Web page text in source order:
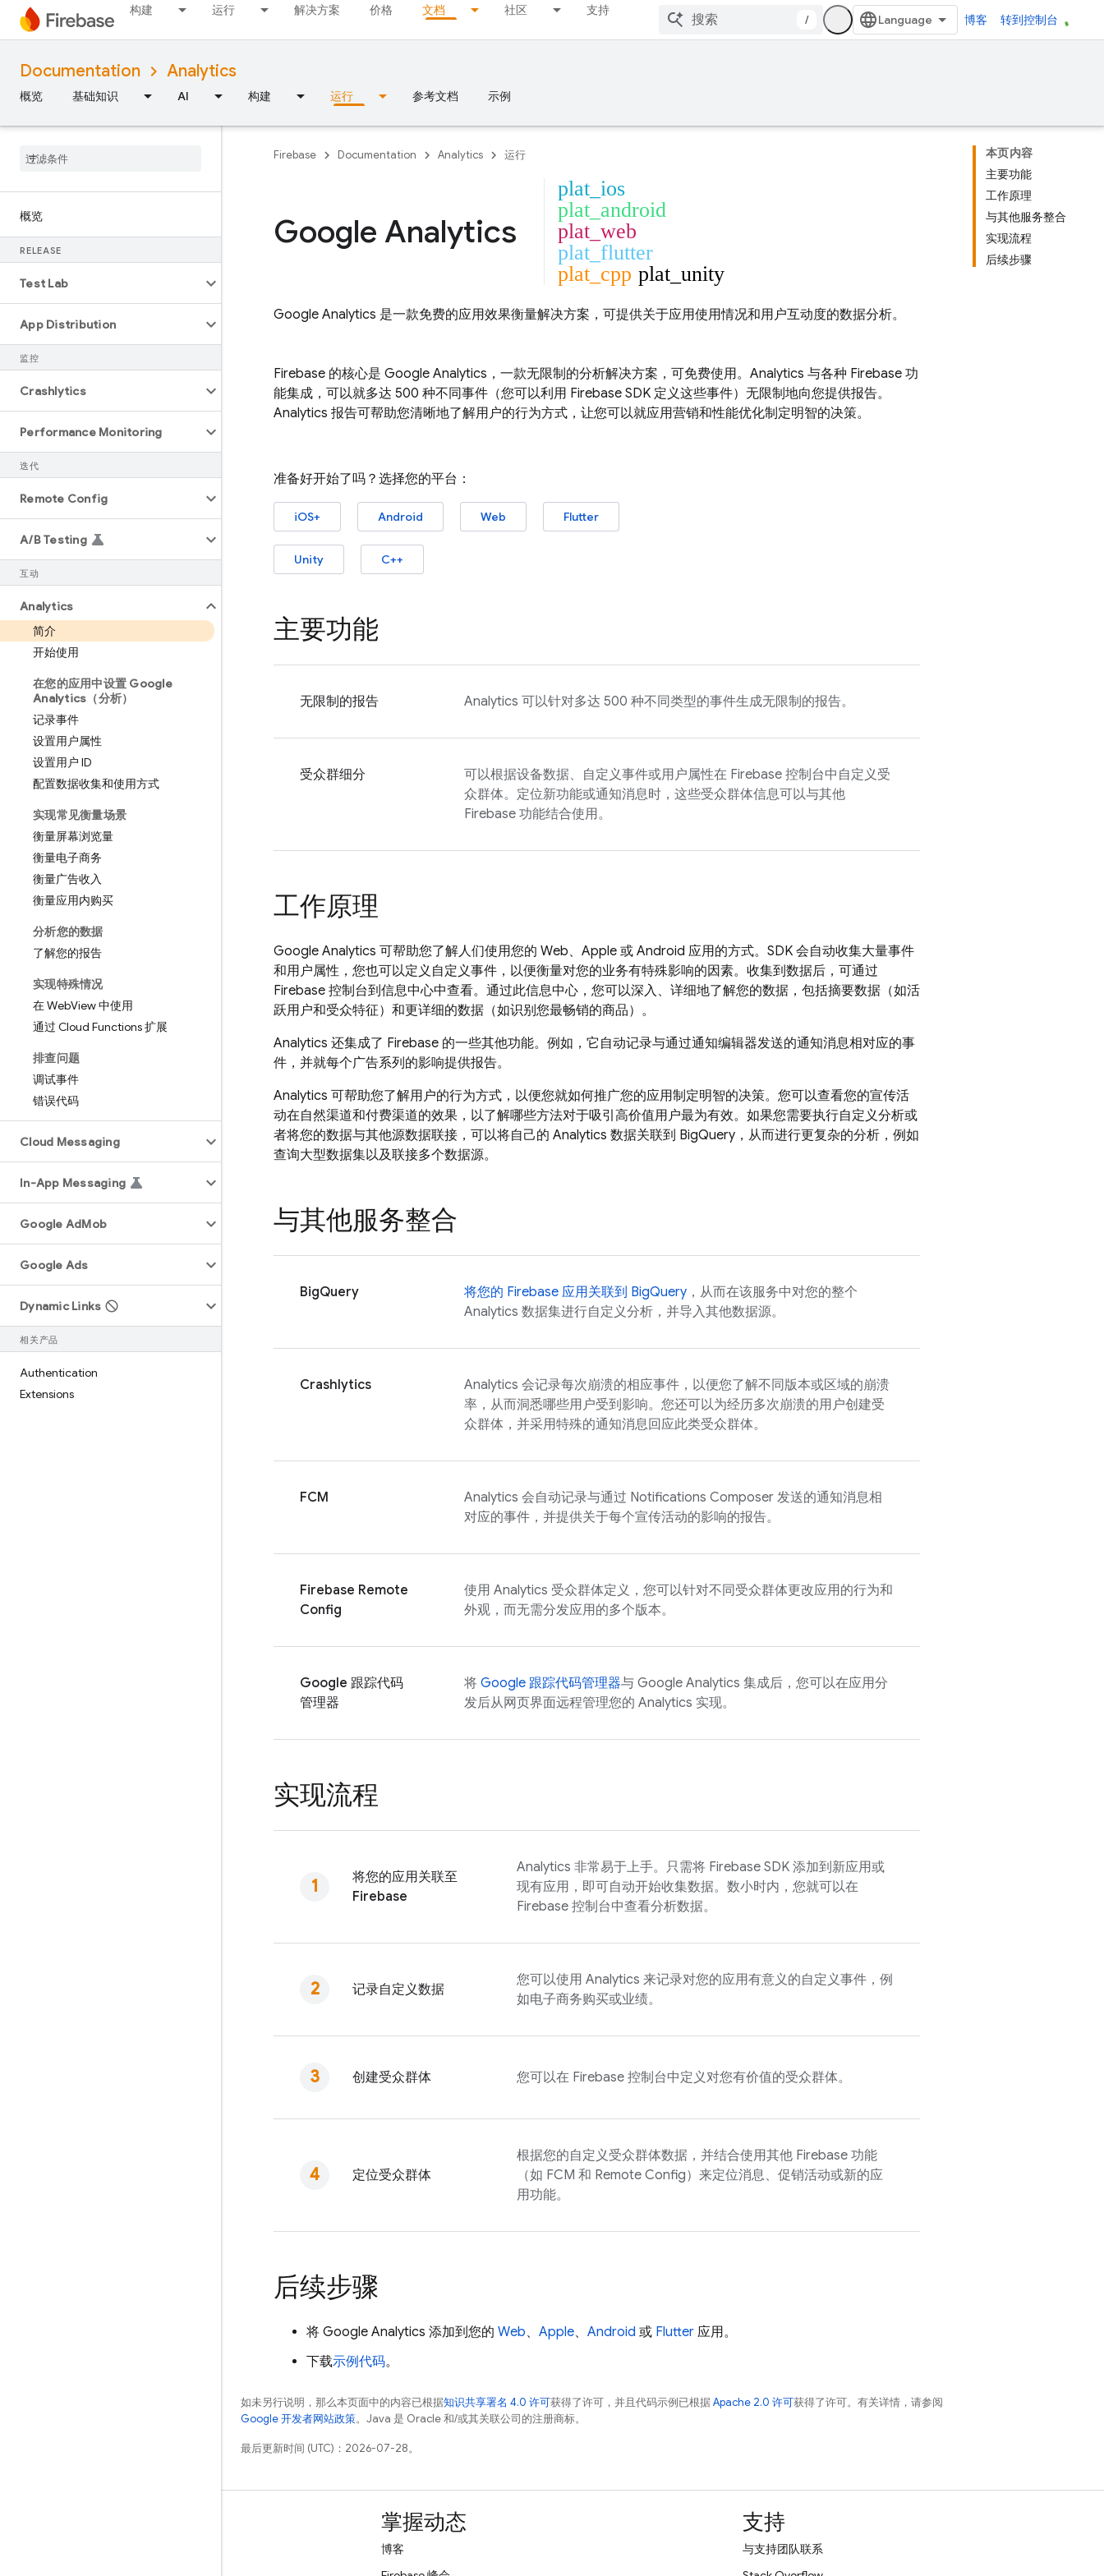
构建 运行 解决方案 价格 文档 社区 支持
/ 博客 转到控制台
Documentation Analytics
概览 基础知识 AI 构建 运行 参考文档 示例
概览
RELEASE
Test Lab
App Distribution
监控
Crashlytics
Performance Monitoring
迭代
Remote Config
A/B Testing
互动
Analytics
简介
开始使用
在您的应用中设置 Google
Analytics（分析）
记录事件
设置用户属性
设置用户 ID
配置数据收集和使用方式
实现常见衡量场景
衡量屏幕浏览量
衡量电子商务
衡量广告收入
衡量应用内购买
分析您的数据
了解您的报告
实现特殊情况
在 WebView 中使用
通过 Cloud Functions 扩展
排查问题
调试事件
错误代码
Cloud Messaging
In-App Messaging
Google AdMob
Google Ads
Dynamic Links
相关产品
Authentication
Extensions
本页内容
主要功能
工作原理
与其他服务整合
实现流程
后续步骤
Firebase Documentation Analytics 运行
Google Analytics
plat_ios
plat_android
plat_web
plat_flutter
plat_cpp plat_unity
Google Analytics 是一款免费的应用效果衡量解决方案，可提供关于应用使用情况和用户互动度的数据分析。
Firebase 的核心是 Google Analytics ，一款无限制的分析解决方案，可免费使用。 Analytics 与各种 Firebase 功
能集成，可以就多达 500 种不同事件（您可以利用 Firebase SDK 定义这些事件）无限制地向您提供报告。
Analytics 报告可帮助您清晰地了解用户的行为方式，让您可以就应用营销和性能优化制定明智的决策。
准备好开始了吗？选择您的平台：
iOS+ Android Web Flutter
Unity C++
主要功能
无限制的报告 Analytics 可以针对多达 500 种不同类型的事件生成无限制的报告。
受众群细分 可以根据设备数据、自定义事件或用户属性在 Firebase 控制台中自定义受
众群体。定位新功能或通知消息时，这些受众群体信息可以与其他
Firebase 功能结合使用。
工作原理
Google Analytics 可帮助您了解人们使用您的 Web、Apple 或 Android 应用的方式。SDK 会自动收集大量事件
和用户属性，您也可以定义自定义事件，以便衡量对您的业务有特殊影响的因素。收集到数据后，可通过
Firebase 控制台到信息中心中查看。通过此信息中心，您可以深入、详细地了解您的数据，包括摘要数据（如活
跃用户和受众特征）和更详细的数据（如识别您最畅销的商品）。
Analytics 还集成了 Firebase 的一些其他功能。例如，它自动记录与通过通知编辑器发送的通知消息相对应的事
件，并就每个广告系列的影响提供报告。
Analytics 可帮助您了解用户的行为方式，以便您就如何推广您的应用制定明智的决策。您可以查看您的宣传活
动在自然渠道和付费渠道的效果，以了解哪些方法对于吸引高价值用户最为有效。如果您需要执行自定义分析或
者将您的数据与其他源数据联接，可以将自己的 Analytics 数据关联到 BigQuery，从而进行更复杂的分析，例如
查询大型数据集以及联接多个数据源。
与其他服务整合
BigQuery 将您的 Firebase 应用关联到 BigQuery ，从而在该服务中对您的整个
Analytics 数据集进行自定义分析，并导入其他数据源。
Crashlytics Analytics 会记录每次崩溃的相应事件，以便您了解不同版本或区域的崩溃
率，从而洞悉哪些用户受到影响。您还可以为经历多次崩溃的用户创建受
众群体，并采用特殊的通知消息回应此类受众群体。
FCM Analytics 会自动记录与通过 Notifications Composer 发送的通知消息相
对应的事件，并提供关于每个宣传活动的影响的报告。
Firebase Remote
Config
使用 Analytics 受众群体定义，您可以针对不同受众群体更改应用的行为和
外观，而无需分发应用的多个版本。
Google 跟踪代码
管理器
将 Google 跟踪代码管理器与 Google Analytics 集成后，您可以在应用分
发后从网页界面远程管理您的 Analytics 实现。
实现流程
将您的应用关联至
Firebase
Analytics 非常易于上手。只需将 Firebase SDK 添加到新应用或
现有应用，即可自动开始收集数据。数小时内，您就可以在
Firebase 控制台中查看分析数据。
记录自定义数据
您可以使用 Analytics 来记录对您的应用有意义的自定义事件，例
如电子商务购买或业绩。
创建受众群体 您可以在 Firebase 控制台中定义对您有价值的受众群体。
定位受众群体
根据您的自定义受众群体数据，并结合使用其他 Firebase 功能
（如 FCM 和 Remote Config）来定位消息、促销活动或新的应
用功能。
后续步骤
将 Google Analytics 添加到您的 Web、 Apple、 Android 或 Flutter 应用。
下载示例代码。
如未另行说明，那么本页面中的内容已根据知识共享署名 4.0 许可获得了许可，并且代码示例已根据Apache 2.0 许可获得了许可。有关详情，请参阅
Google 开发者网站政策。Java 是 Oracle 和/或其关联公司的注册商标。
最后更新时间 (UTC)：2026-07-28。
掌握动态
博客
支持
与支持团队联系